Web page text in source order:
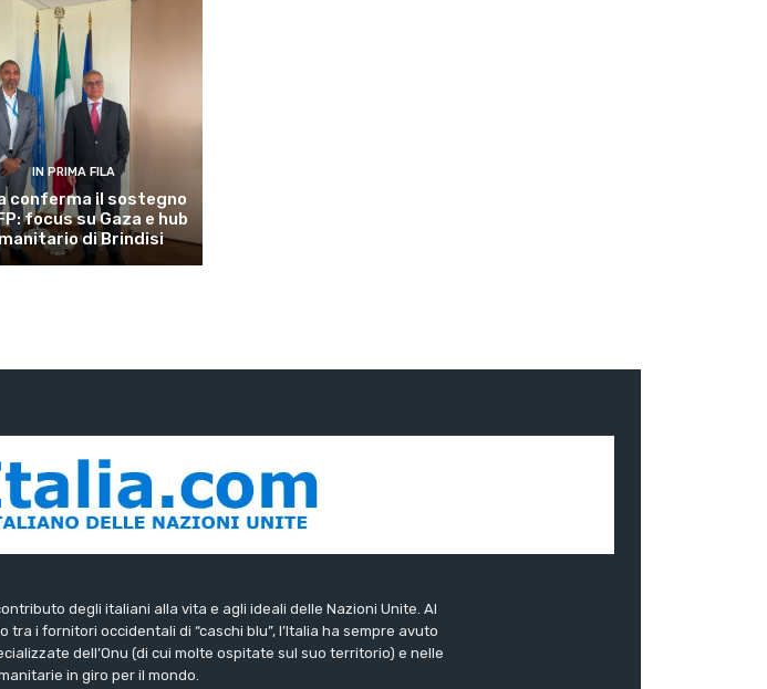
IN PRIMA FILA
conferma il sostegno
focus su Gaza e hub
di Brindisi
degli italiani alla vita e agli ideali delle Nazioni Unite. Al
i fornitori occidentali di “caschi blu”, l’Italia ha sempre avuto
dell’Onu (di cui molte ospitate sul suo territorio) e nelle
in giro per il mondo.